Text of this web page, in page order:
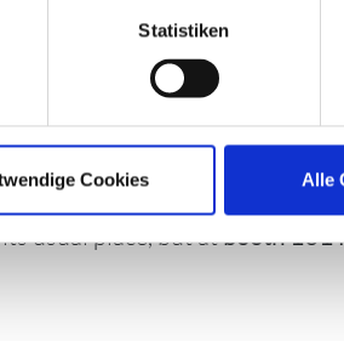
Statistiken
Cookies Alle
prodcution solutions in
fair for industrial automation,
usual place, but atbooth 161